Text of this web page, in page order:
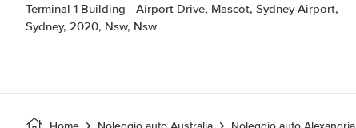
Terminal 1 Building - Airport Drive, Mascot, Sydney Airport,
Sydney, 2020, Nsw, Nsw